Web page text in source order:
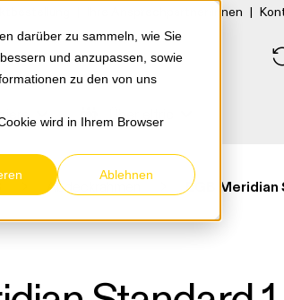
darüber zu sammeln, wie Sie
und anzupassen, sowie
zu den von uns
wird in Ihrem Browser
Ablehnen
Ihre Ansprechpartner:innen |
Über eltric
Abdeckrahmen